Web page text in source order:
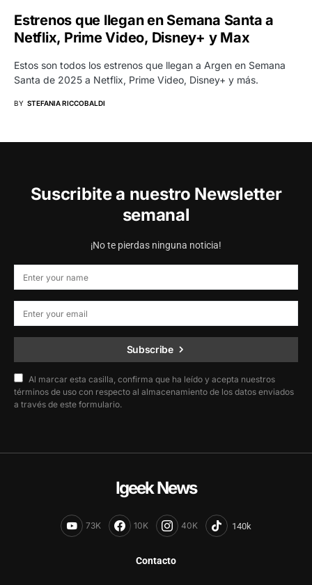
Estrenos que llegan en Semana Santa a
Netflix, Prime Video, Disney+ y Max
Estos son todos los estrenos que llegan a Argen en Semana
Santa de 2025 a Netflix, Prime Video, Disney+ y más.
BY STEFANIA RICCOBALDI
Suscribite a nuestro Newsletter
semanal
¡No te pierdas ninguna noticia!
Subscribe
Al marcar esta casilla, confirma que ha leído y acepta nuestros
términos de uso con respecto al almacenamiento de los datos enviados
a través de este formulario.
Igeek News
73K 10K 40K
Contacto